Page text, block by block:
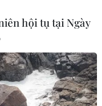
hội tụ tại Ngày